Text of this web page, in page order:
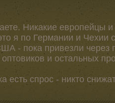
Никакие европейцы
я по Германии и Чехии
- пока привезли через
и остальных
есть спрос - никто